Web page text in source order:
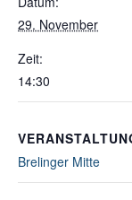
29. November
Zeit:
14:30
Brelinger Mitte